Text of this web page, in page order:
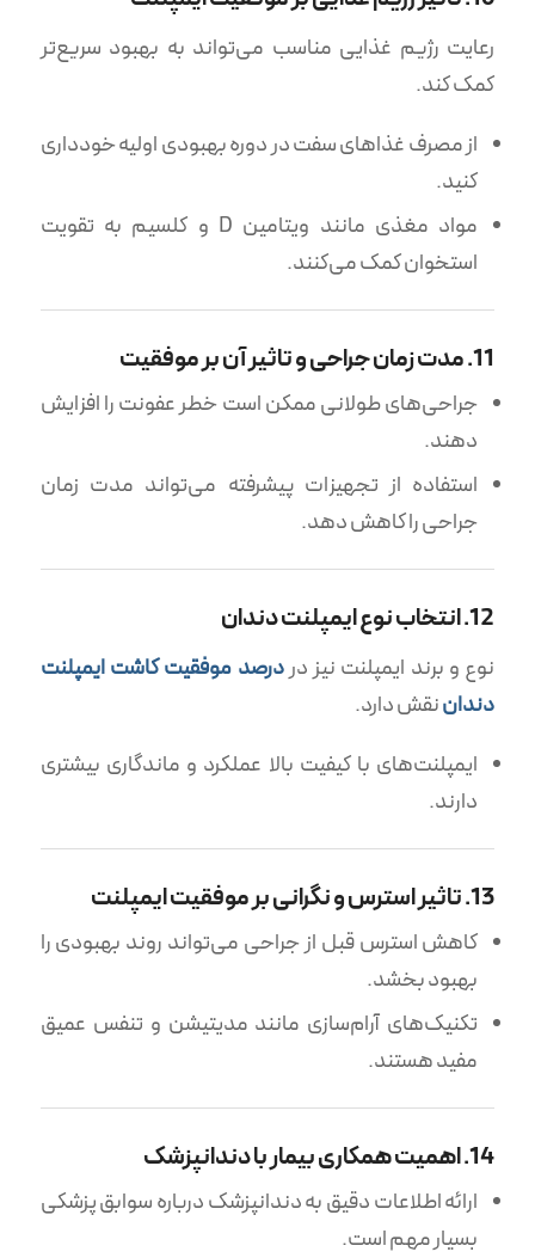
رعایت رژیم غذایی مناسب می‌تواند به بهبود سریع‌تر
کمک کند.
از مصرف غذاهای سفت در دوره بهبودی اولیه خودداری
کنید.
مواد مغذی مانند ویتامین D و کلسیم به تقویت
استخوان کمک می‌کنند.
11. مدت زمان جراحی و تاثیر آن بر موفقیت
جراحی‌های طولانی ممکن است خطر عفونت را افزایش
دهند.
استفاده از تجهیزات پیشرفته می‌تواند مدت زمان
جراحی را کاهش دهد.
12. انتخاب نوع ایمپلنت دندان
نوع و برند ایمپلنت نیز دردرصد موفقیت کاشت ایمپلنت
دنداننقش دارد.
ایمپلنت‌های با کیفیت بالا عملکرد و ماندگاری بیشتری
دارند.
13. تاثیر استرس و نگرانی بر موفقیت ایمپلنت
کاهش استرس قبل از جراحی می‌تواند روند بهبودی را
بهبود بخشد.
تکنیک‌های آرام‌سازی مانند مدیتیشن و تنفس عمیق
مفید هستند.
14. اهمیت همکاری بیمار با دندانپزشک
ارائه اطلاعات دقیق به دندانپزشک درباره سوابق پزشکی
بسیار مهم است.